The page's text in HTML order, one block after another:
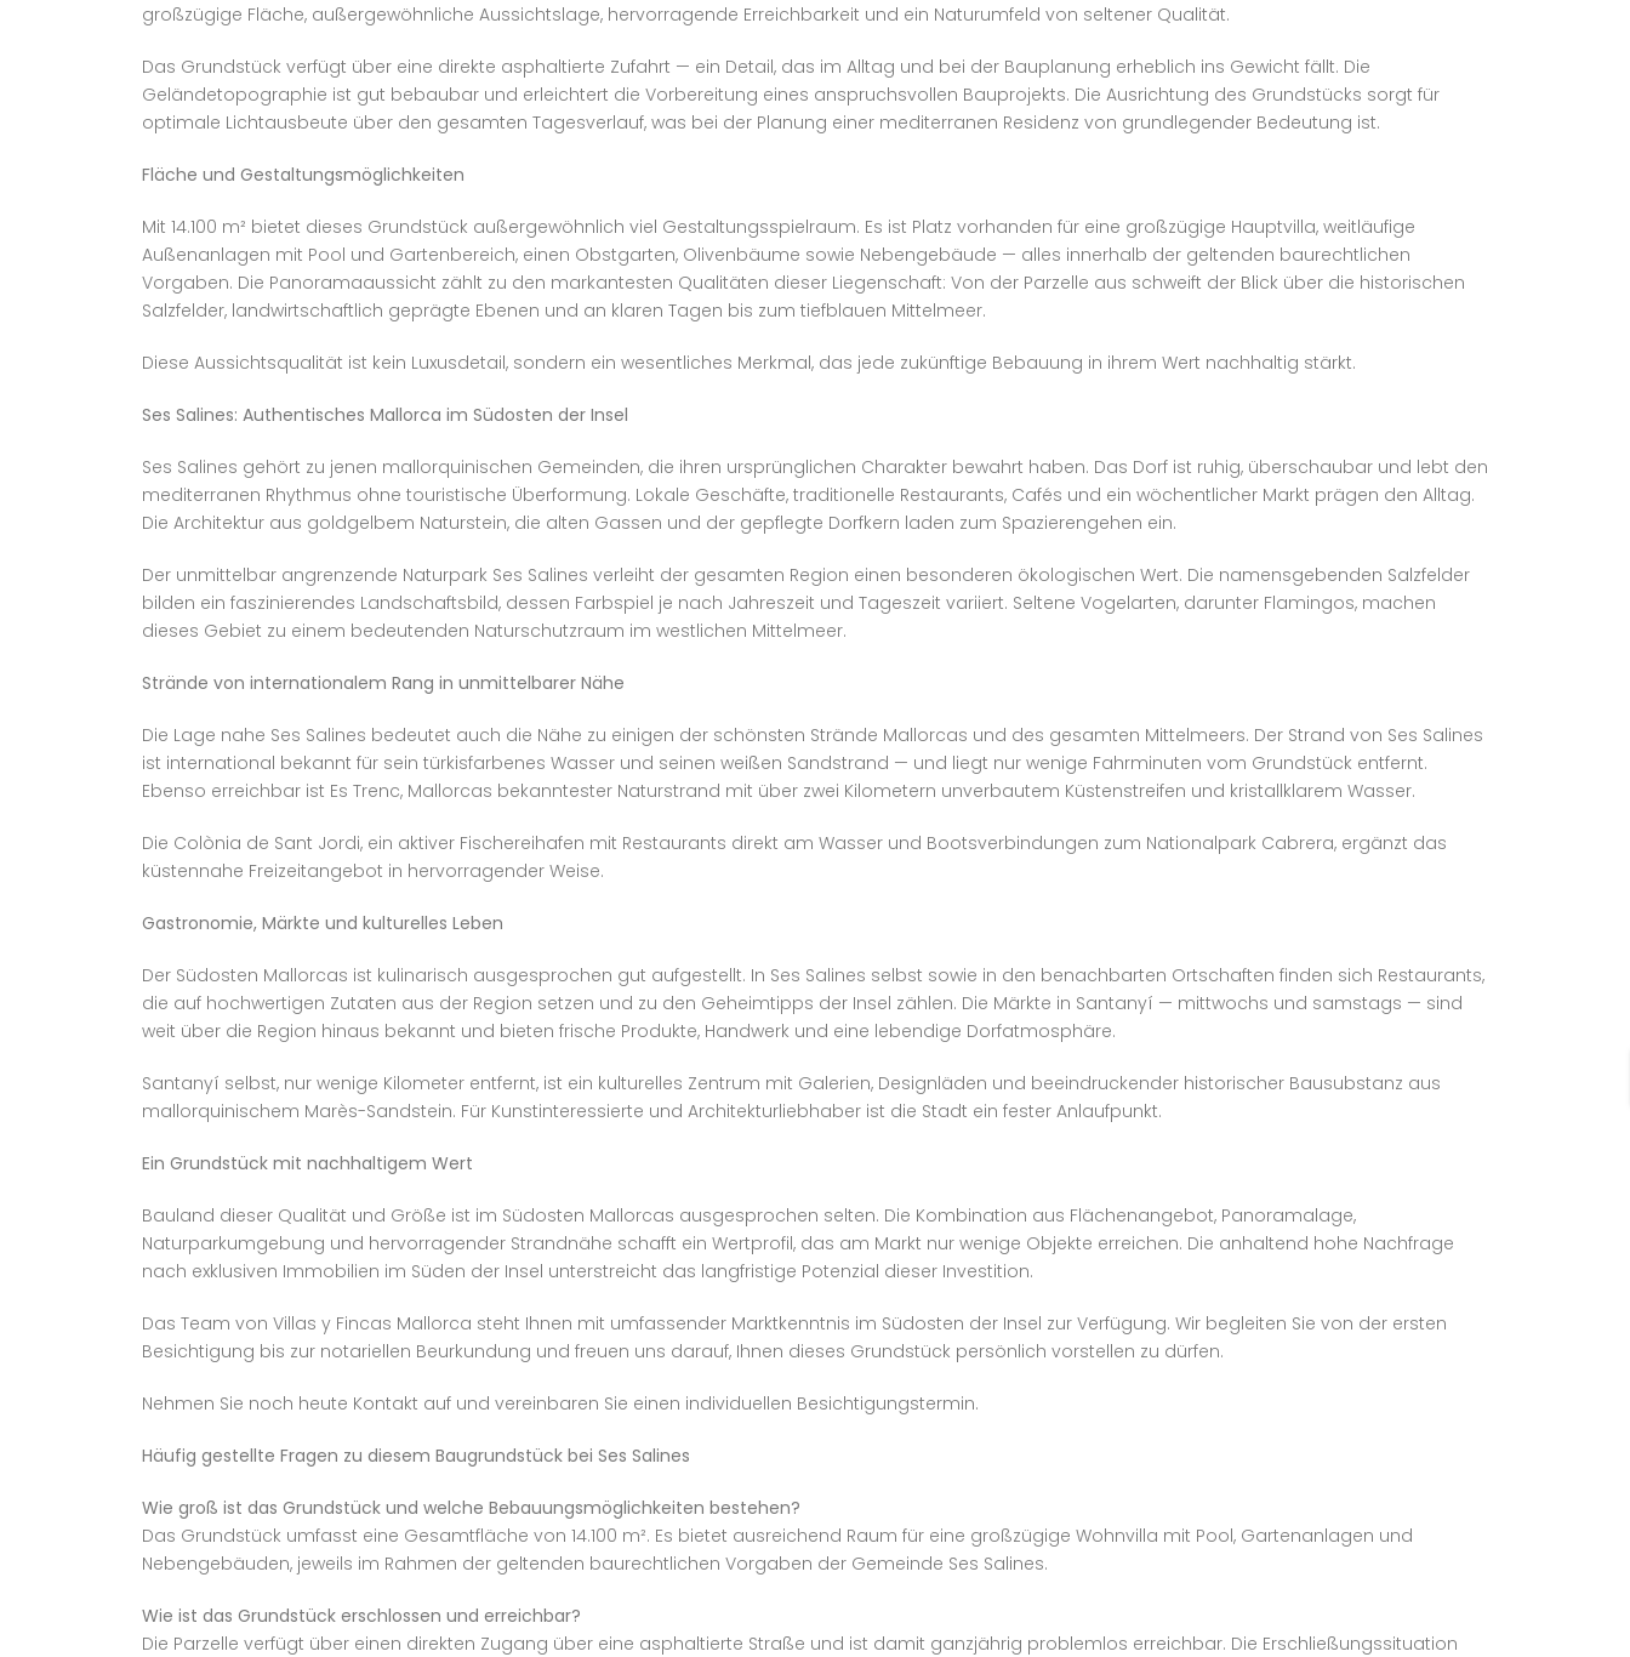
großzügige Fläche, außergewöhnliche Aussichtslage, hervorragende Erreichbarkeit und ein Naturumfeld von seltener Qualität.
Das Grundstück verfügt über eine direkte asphaltierte Zufahrt — ein Detail, das im Alltag und bei der Bauplanung erheblich ins Gewicht fällt. Die
Geländetopographie ist gut bebaubar und erleichtert die Vorbereitung eines anspruchsvollen Bauprojekts. Die Ausrichtung des Grundstücks sorgt für
optimale Lichtausbeute über den gesamten Tagesverlauf, was bei der Planung einer mediterranen Residenz von grundlegender Bedeutung ist.
Fläche und Gestaltungsmöglichkeiten
Mit 14.100 m² bietet dieses Grundstück außergewöhnlich viel Gestaltungsspielraum. Es ist Platz vorhanden für eine großzügige Hauptvilla, weitläufige
Außenanlagen mit Pool und Gartenbereich, einen Obstgarten, Olivenbäume sowie Nebengebäude — alles innerhalb der geltenden baurechtlichen
Vorgaben. Die Panoramaaussicht zählt zu den markantesten Qualitäten dieser Liegenschaft: Von der Parzelle aus schweift der Blick über die historischen
Salzfelder, landwirtschaftlich geprägte Ebenen und an klaren Tagen bis zum tiefblauen Mittelmeer.
Diese Aussichtsqualität ist kein Luxusdetail, sondern ein wesentliches Merkmal, das jede zukünftige Bebauung in ihrem Wert nachhaltig stärkt.
Ses Salines: Authentisches Mallorca im Südosten der Insel
Ses Salines gehört zu jenen mallorquinischen Gemeinden, die ihren ursprünglichen Charakter bewahrt haben. Das Dorf ist ruhig, überschaubar und lebt den
mediterranen Rhythmus ohne touristische Überformung. Lokale Geschäfte, traditionelle Restaurants, Cafés und ein wöchentlicher Markt prägen den Alltag.
Die Architektur aus goldgelbem Naturstein, die alten Gassen und der gepflegte Dorfkern laden zum Spazierengehen ein.
Der unmittelbar angrenzende Naturpark Ses Salines verleiht der gesamten Region einen besonderen ökologischen Wert. Die namensgebenden Salzfelder
bilden ein faszinierendes Landschaftsbild, dessen Farbspiel je nach Jahreszeit und Tageszeit variiert. Seltene Vogelarten, darunter Flamingos, machen
dieses Gebiet zu einem bedeutenden Naturschutzraum im westlichen Mittelmeer.
Strände von internationalem Rang in unmittelbarer Nähe
Die Lage nahe Ses Salines bedeutet auch die Nähe zu einigen der schönsten Strände Mallorcas und des gesamten Mittelmeers. Der Strand von Ses Salines
ist international bekannt für sein türkisfarbenes Wasser und seinen weißen Sandstrand — und liegt nur wenige Fahrminuten vom Grundstück entfernt.
Ebenso erreichbar ist Es Trenc, Mallorcas bekanntester Naturstrand mit über zwei Kilometern unverbautem Küstenstreifen und kristallklarem Wasser.
Die Colònia de Sant Jordi, ein aktiver Fischereihafen mit Restaurants direkt am Wasser und Bootsverbindungen zum Nationalpark Cabrera, ergänzt das
küstennahe Freizeitangebot in hervorragender Weise.
Gastronomie, Märkte und kulturelles Leben
Der Südosten Mallorcas ist kulinarisch ausgesprochen gut aufgestellt. In Ses Salines selbst sowie in den benachbarten Ortschaften finden sich Restaurants,
die auf hochwertigen Zutaten aus der Region setzen und zu den Geheimtipps der Insel zählen. Die Märkte in Santanyí — mittwochs und samstags — sind
weit über die Region hinaus bekannt und bieten frische Produkte, Handwerk und eine lebendige Dorfatmosphäre.
Santanyí selbst, nur wenige Kilometer entfernt, ist ein kulturelles Zentrum mit Galerien, Designläden und beeindruckender historischer Bausubstanz aus
mallorquinischem Marès-Sandstein. Für Kunstinteressierte und Architekturliebhaber ist die Stadt ein fester Anlaufpunkt.
Ein Grundstück mit nachhaltigem Wert
Bauland dieser Qualität und Größe ist im Südosten Mallorcas ausgesprochen selten. Die Kombination aus Flächenangebot, Panoramalage,
Naturparkumgebung und hervorragender Strandnähe schafft ein Wertprofil, das am Markt nur wenige Objekte erreichen. Die anhaltend hohe Nachfrage
nach exklusiven Immobilien im Süden der Insel unterstreicht das langfristige Potenzial dieser Investition.
Das Team von Villas y Fincas Mallorca steht Ihnen mit umfassender Marktkenntnis im Südosten der Insel zur Verfügung. Wir begleiten Sie von der ersten
Besichtigung bis zur notariellen Beurkundung und freuen uns darauf, Ihnen dieses Grundstück persönlich vorstellen zu dürfen.
Nehmen Sie noch heute Kontakt auf und vereinbaren Sie einen individuellen Besichtigungstermin.
Häufig gestellte Fragen zu diesem Baugrundstück bei Ses Salines
Wie groß ist das Grundstück und welche Bebauungsmöglichkeiten bestehen?
Das Grundstück umfasst eine Gesamtfläche von 14.100 m². Es bietet ausreichend Raum für eine großzügige Wohnvilla mit Pool, Gartenanlagen und
Nebengebäuden, jeweils im Rahmen der geltenden baurechtlichen Vorgaben der Gemeinde Ses Salines.
Wie ist das Grundstück erschlossen und erreichbar?
Die Parzelle verfügt über einen direkten Zugang über eine asphaltierte Straße und ist damit ganzjährig problemlos erreichbar. Die Erschließungssituation